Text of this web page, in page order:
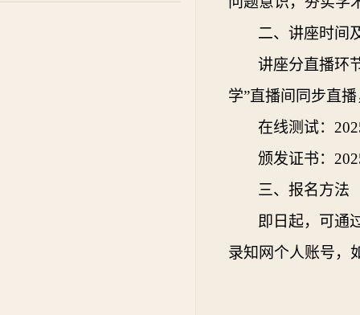
二、讲座时间
讲座分直播环
学”直播间同步直
在线测试： 202
颁发证书： 202
三、报名方法
即日起，可通
录知网个人账号，